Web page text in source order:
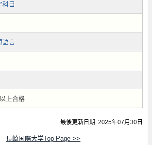
科目
語言
上合格
最後更新日期: 2025年07月30日
長崎国際大学Top Page >>